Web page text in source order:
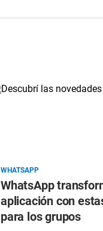
WHATSAPP
WhatsApp
aplicación con
para los grupos